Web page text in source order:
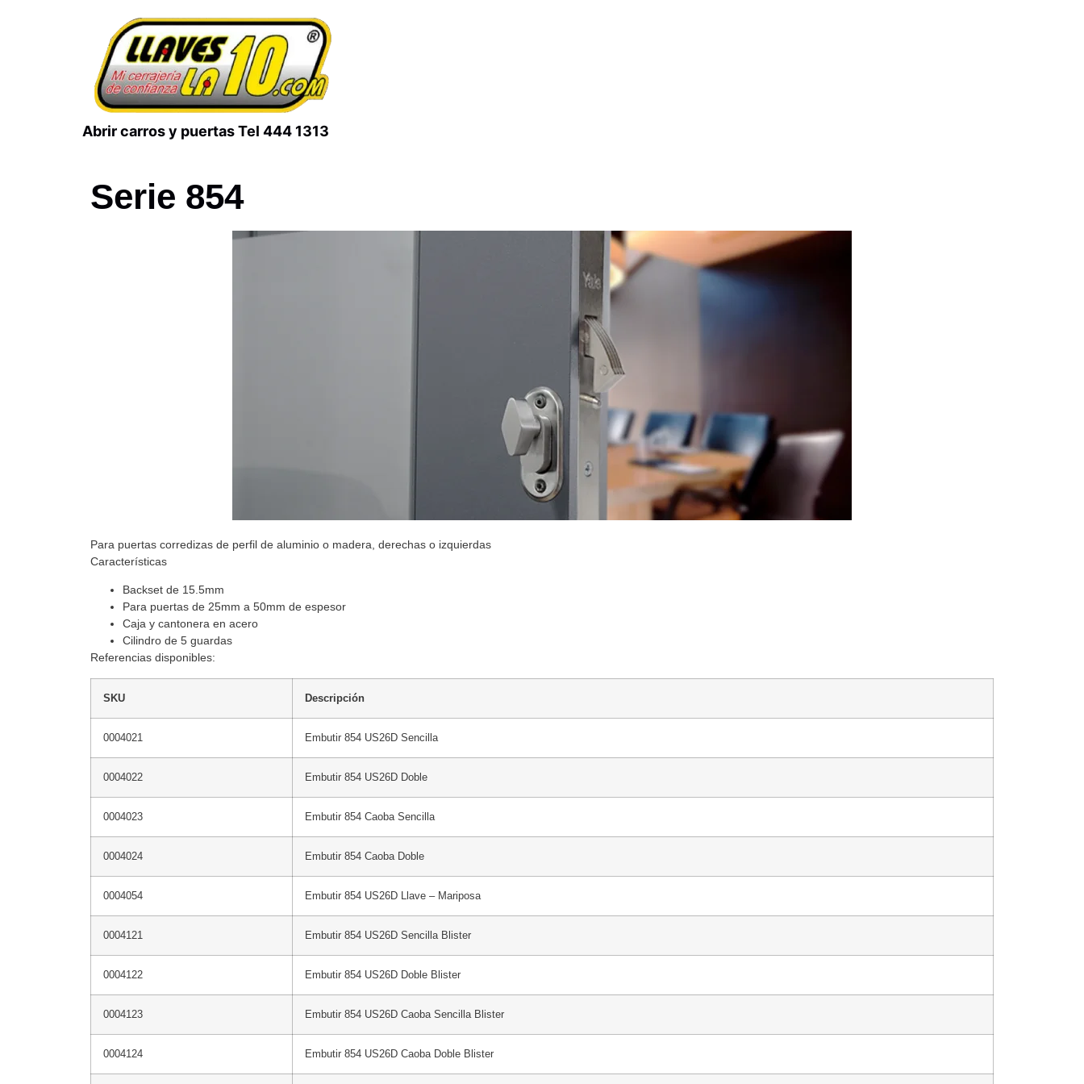
Abrir carros y puertas Tel 444 1313
Serie 854
Para puertas corredizas de perfil de aluminio o madera, derechas o izquierdas
Características
Backset de 15.5mm
Para puertas de 25mm a 50mm de espesor
Caja y cantonera en acero
Cilindro de 5 guardas
Referencias disponibles:
SKU Descripción
0004021 Embutir 854 US26D Sencilla
0004022 Embutir 854 US26D Doble
0004023 Embutir 854 Caoba Sencilla
0004024 Embutir 854 Caoba Doble
0004054 Embutir 854 US26D Llave – Mariposa
0004121 Embutir 854 US26D Sencilla Blister
0004122 Embutir 854 US26D Doble Blister
0004123 Embutir 854 US26D Caoba Sencilla Blister
0004124 Embutir 854 US26D Caoba Doble Blister